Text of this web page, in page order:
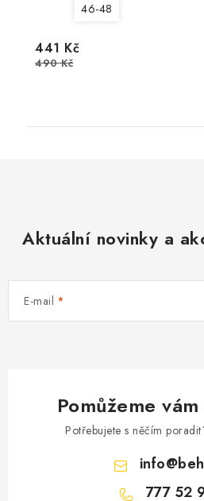
46-48
441 Kč
490 Kč
Aktuální novinky a
E-mail
Pomůžeme
Potřebujete s něčím
info@
777 52